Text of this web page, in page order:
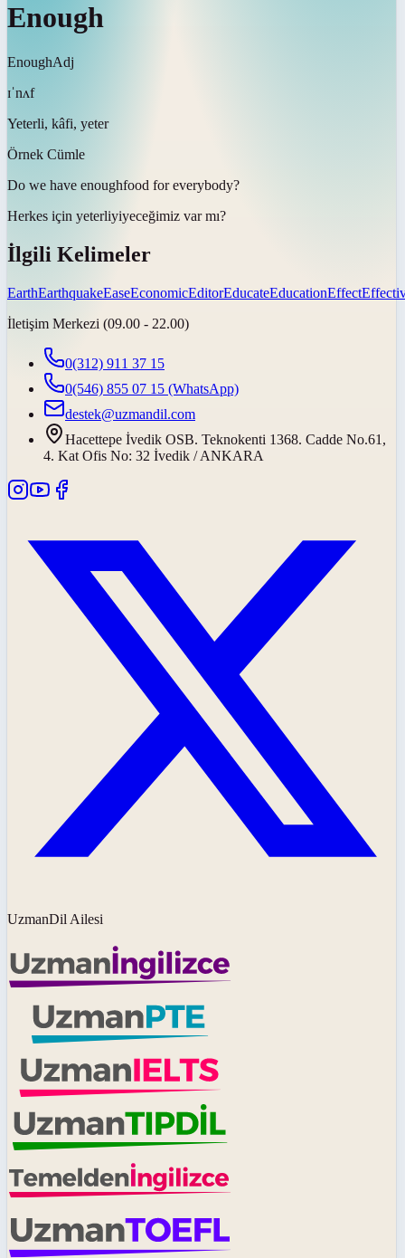
Enough
EnoughAdj
ɪˈnʌf
Yeterli, kâfi, yeter
Örnek Cümle
Do we have enoughfood for everybody?
Herkes için yeterliyiyeceğimiz var mı?
İlgili Kelimeler
EarthEarthquakeEaseEconomicEditorEducateEducationEffect
İletişim Merkezi (09.00 - 22.00)
0(312) 911 37 15
0(546) 855 07 15 (WhatsApp)
destek@uzmandil.com
Hacettepe İvedik OSB. Teknokenti 1368. Cadde No.61,
4. Kat Ofis No: 32 İvedik / ANKARA
UzmanDil Ailesi